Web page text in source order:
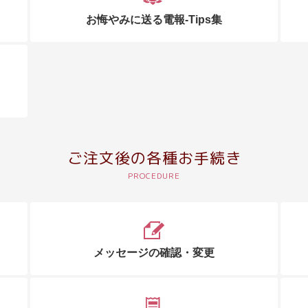
お悔やみに送る電報-Tips集
ご注文後の各種お手続き
メッセージの確認・変更